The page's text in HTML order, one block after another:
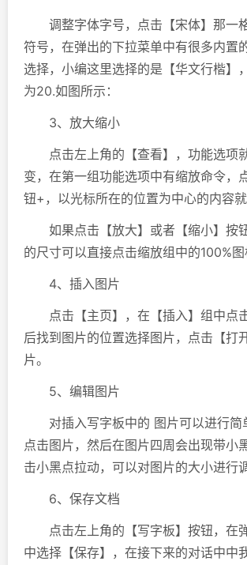
调整字体字号，点击【宋体】那一
符号，在弹出的下拉菜单中有很多内置
选择，小编这里选择的是【华文行楷】
为20.如图所示：
3、放大缩小
点击左上角的【查看】，功能选项
变，在第一组功能选项中有缩放命令，
钮+，以光标所在的位置为中心的内容就
如果点击【放大】或者【缩小】按
的尺寸可以直接点击缩放组中的100%图
4、插入图片
点击【主页】，在【插入】组中点
后找到图片的位置选择图片，点击【打
片。
5、编辑图片
对插入写字板中的 图片可以进行简
点击图片，然后在图片四周会出现带小
击小黑点拉动，可以对图片的大小进行调
6、保存文档
点击左上角的【写字板】按钮，在
中选择【保存】，在接下来的对话中中